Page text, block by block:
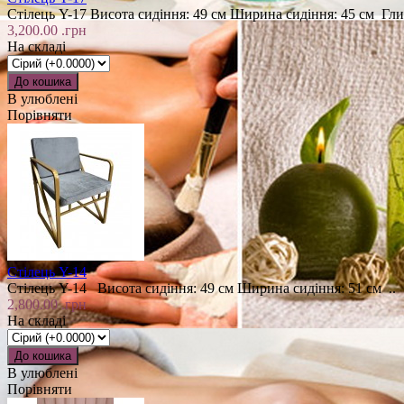
Стілець Y-17 Висота сидіння: 49 см Ширина сидіння: 45 см
3,200.00 .грн
На складі
В улюблені
Порівняти
Стілець Y-14
Стілець Y-14 Висота сидіння: 49 см Ширина сидіння: 51 см ..
2,800.00 .грн
На складі
В улюблені
Порівняти